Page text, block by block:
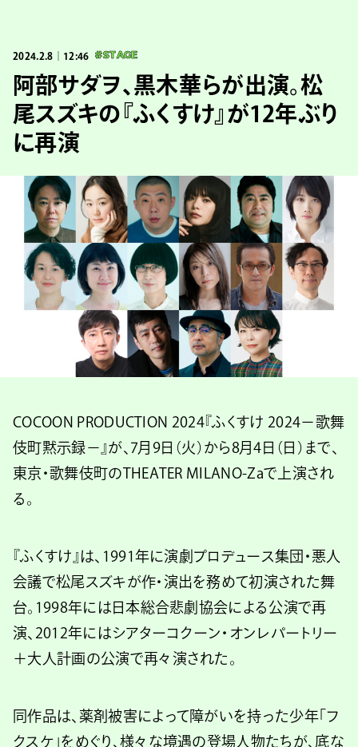
2024.2.8｜12:46 #STAGE
阿部サダヲ、黒木華らが出演。松
尾スズキの『ふくすけ』が12年ぶり
に再演
COCOON PRODUCTION 2024『ふくすけ 2024－歌舞
伎町黙示録－』が、7月9日（火）から8月4日（日）まで、
東京・歌舞伎町のTHEATER MILANO-Zaで上演され
る。
『ふくすけ』は、1991年に演劇プロデュース集団・悪人
会議で松尾スズキが作・演出を務めて初演された舞
台。1998年には日本総合悲劇協会による公演で再
演、2012年にはシアターコクーン・オンレパートリー
＋大人計画の公演で再々演された。
同作品は、薬剤被害によって障がいを持った少年「フ
クスケ」をめぐり、様々な境遇の登場人物たちが、底な